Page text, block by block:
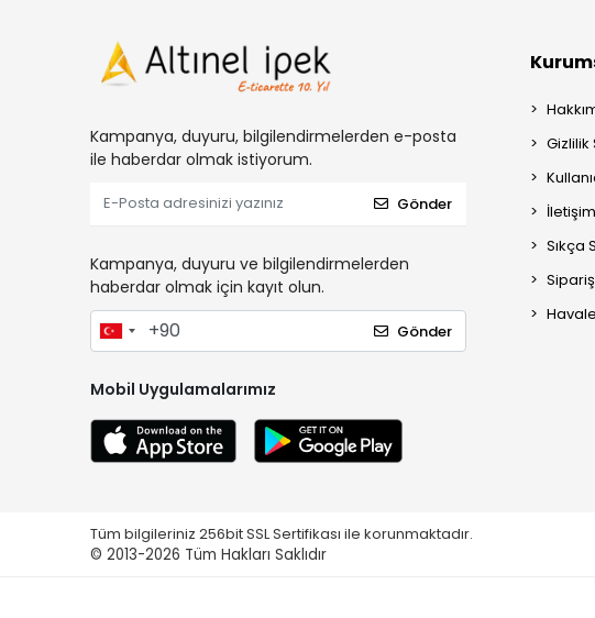
Kampanya, duyuru, bilgilendirmelerden e-posta
ile haberdar olmak istiyorum.
Gönder
Kampanya, duyuru ve bilgilendirmelerden
haberdar olmak için kayıt olun.
Gönder
Mobil Uygulamalarımız
Gizlilik
İletişim
Sıkça
Tüm bilgileriniz 256bit SSL Sertifikası ile korunmaktadır.
© 2013-2026 Tüm Hakları Saklıdır